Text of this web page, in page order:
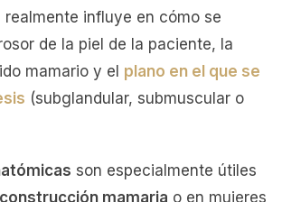
realmente influye en cómo se
de la piel de la paciente, la
mamario y el plano en el que se
(subglandular, submuscular o
son especialmente útiles
mamaria o en mujeres